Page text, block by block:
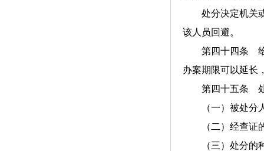
处分决定机关或
该人员回避。
第四十四条 给
办案期限可以延长
第四十五条 处
（一）被处分人
（二）经查证的
（三）处分的